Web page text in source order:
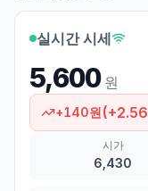
실시간 시세
5,600 원
+140원(+2.56
시가
6,430